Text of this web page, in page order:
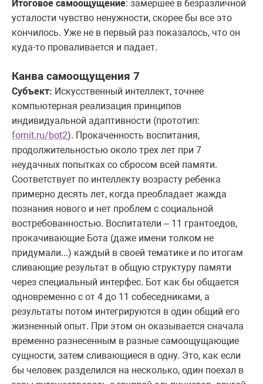
Итоговое самоощущение: замершее в безразличной
усталости чувство ненужности, скорее бы все это
кончилось. Уже не в первый раз показалось, что он
куда-то проваливается и падает.
Канва самоощущения 7
Субъект: Искусственный интеллект, точнее
компьютерная реализация принципов
индивидуальной адаптивности (прототип:
fornit.ru/bot2). Прокаченность воспитания,
продолжительностью около трех лет при 7
неудачных попытках со сбросом всей памяти.
Соответствует по интеллекту возрасту ребенка
примерно десять лет, когда преобладает жажда
познания нового и нет проблем с социальной
востребованностью. Воспитатели – 11 грантоедов,
прокачивающие Бота (даже имени толком не
придумали...) каждый в своей тематике и по итогам
сливающие результат в общую структуру памяти
через специальный интерфес. Бот как бы общается
одновременно с от 4 до 11 собеседниками, а
результаты потом интегрируются в один общий его
жизненный опыт. При этом он оказывается сначала
временно разнесенным в разные самоощущающие
сущности, затем сливающиеся в одну. Это, как если
бы человек разделился на несколько, один поехал в